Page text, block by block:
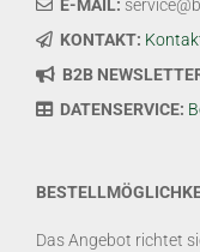
E-MAIL:
KONTAKT:
B2B
DATENSERVICE:
Das Angebot richtet